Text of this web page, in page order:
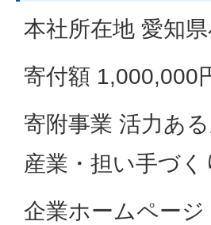
本社所在地 愛知
寄付額 1,000,000
寄附事業 活力あ
産業・担い手づ
企業ホームページ